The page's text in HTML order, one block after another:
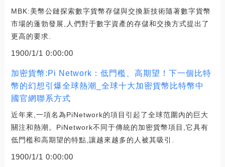
MBK:美幣公鏈探索數字貨幣存儲與交換新技術隨著數字貨幣
市場的蓬勃發展,人們對于數字資產的存儲和交換方式提出了
更高的要求.
1900/1/1 0:00:00
加密貨幣:Pi Network：低門檻、高期望！下一個比特
幣的幻想引爆全球熱潮_全球十大加密貨幣比特幣中
國官網聯系方式
近年來,一項名為PiNetwork的項目引起了全球范圍內的巨大
關注和熱潮。PiNetwork不同于傳統的加密貨幣項目,它具有
低門檻和高期望的特點,讓越來越多的人被其吸引.
1900/1/1 0:00:00